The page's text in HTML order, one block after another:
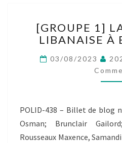
1]
À
[GROUPE 1]
LIBANAISE À
03/08/2023
POLID-438 – Billet de blog
Osman; Brunclair
Rousseaux Maxence,